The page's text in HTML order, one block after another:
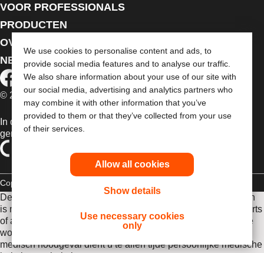
We use cookies to personalise content and ads, to
provide social media features and to analyse our traffic.
We also share information about your use of our site with
our social media, advertising and analytics partners who
may combine it with other information that you’ve
provided to them or that they’ve collected from your use
of their services.
Allow all cookies
Show details
Use necessary cookies
only
VOOR PROFESSIONALS
PRODUCTEN
OVER ONS
NEEM CONTACT MET ONS OP
© 2026 Dansac A/S. Alle rechten voorbehouden.
In de EU verkochte medische hulpmiddelen dienen
gemarkeerd te zijn met een van de volgende symbolen
Copyrightverklaring
De hierin weergegeven informatie is geen medisch advies en
is niet bedoeld ter vervanging van het advies van uw eigen arts
of andere zorgverlener. Deze informatie is niet bedoeld om te
worden geraadpleegd bij een medisch noodgeval. Bij een
medisch noodgeval dient u te allen tijde persoonlijke medische